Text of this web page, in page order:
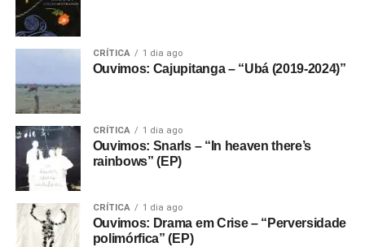
CRÍTICA 1 dia ago
Ouvimos: Cajupitanga – “Ubá (2019-2024)”
CRÍTICA 1 dia ago
Ouvimos: Snarls – “In heaven there’s
rainbows” (EP)
CRÍTICA 1 dia ago
Ouvimos: Drama em Crise – “Perversidade
polimórfica” (EP)